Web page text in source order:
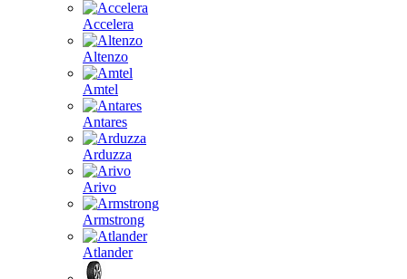
Accelera
Altenzo
Amtel
Antares
Arduzza
Arivo
Armstrong
Atlander